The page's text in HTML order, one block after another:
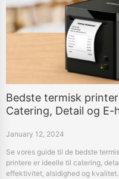
Bedste termisk
Catering, Detail og E-
January 12, 2024
Se vores guide til de bedste
printere er ideelle til catering,
effektivitet, alsidighed og